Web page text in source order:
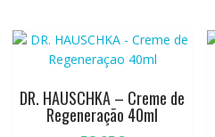
DR. HAUSCHKA – Creme de
Regeneração 40ml